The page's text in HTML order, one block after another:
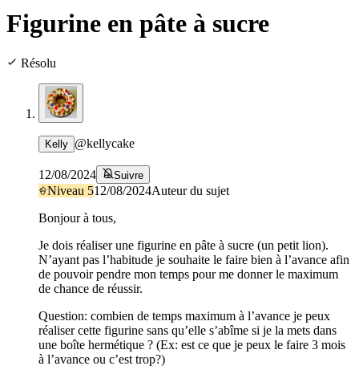
Figurine en pâte à sucre
Résolu
Kelly @kellycake
12/08/2024 Suivre
Niveau 512/08/2024Auteur du sujet
Bonjour à tous,
Je dois réaliser une figurine en pâte à sucre (un petit lion).
N’ayant pas l’habitude je souhaite le faire bien à l’avance afin
de pouvoir pendre mon temps pour me donner le maximum
de chance de réussir.
Question: combien de temps maximum à l’avance je peux
réaliser cette figurine sans qu’elle s’abîme si je la mets dans
une boîte hermétique ? (Ex: est ce que je peux le faire 3 mois
à l’avance ou c’est trop?)